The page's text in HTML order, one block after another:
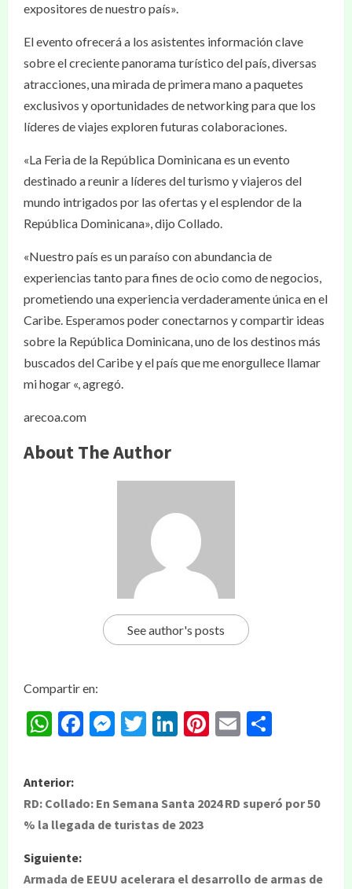
expositores de nuestro país».
El evento ofrecerá a los asistentes información clave
sobre el creciente panorama turístico del país, diversas
atracciones, una mirada de primera mano a paquetes
exclusivos y oportunidades de networking para que los
líderes de viajes exploren futuras colaboraciones.
«La Feria de la República Dominicana es un evento
destinado a reunir a líderes del turismo y viajeros del
mundo intrigados por las ofertas y el esplendor de la
República Dominicana», dijo Collado.
«Nuestro país es un paraíso con abundancia de
experiencias tanto para fines de ocio como de negocios,
prometiendo una experiencia verdaderamente única en el
Caribe. Esperamos poder conectarnos y compartir ideas
sobre la República Dominicana, uno de los destinos más
buscados del Caribe y el país que me enorgullece llamar
mi hogar «, agregó.
arecoa.com
About The Author
See author's posts
Compartir en:
WhatsApp
Facebook
Messenger
Twitter
LinkedIn
Pinterest
Email
Anterior:
RD: Collado: En Semana Santa 2024 RD superó por 50
% la llegada de turistas de 2023
Siguiente:
Armada de EEUU acelerara el desarrollo de armas de